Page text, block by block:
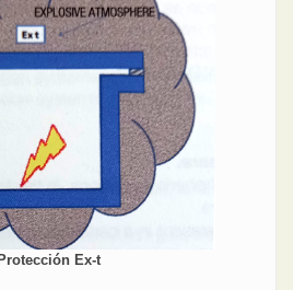
Protección Ex-t